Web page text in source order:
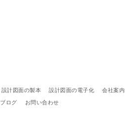
設計図面の製本 設計図面の電子化 会社案内
ブログ お問い合わせ